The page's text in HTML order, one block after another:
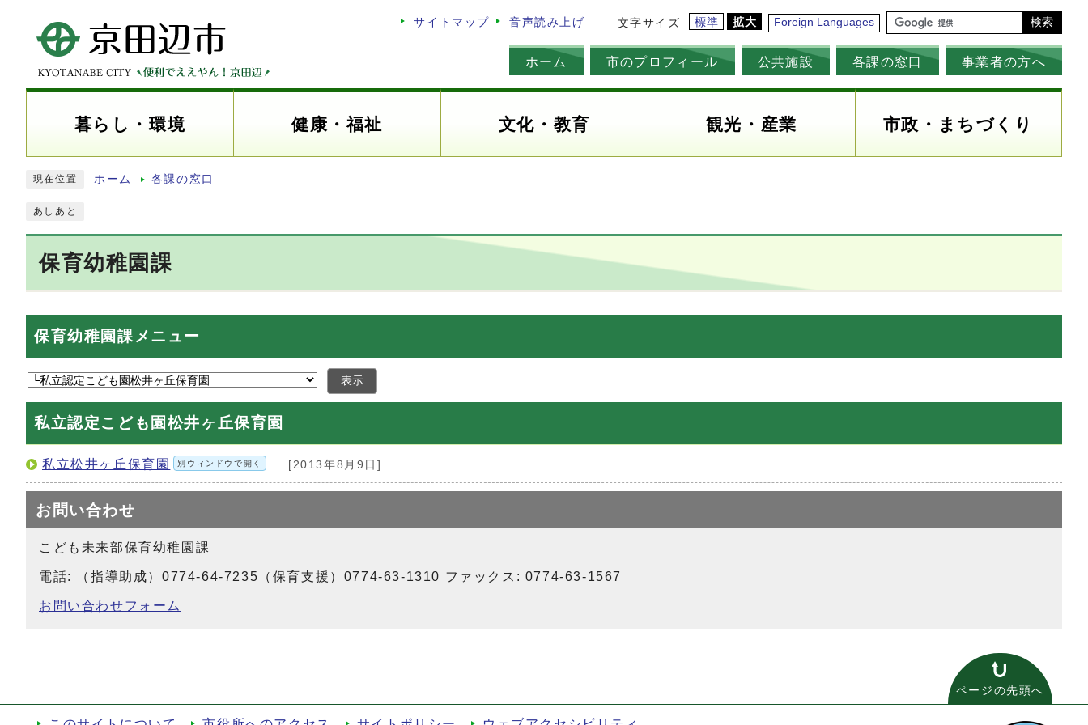
サイトマップ 音声読み上げ 文字サイズ 標準 拡大 Foreign Languages 検索
ホーム 市のプロフィール 公共施設 各課の窓口 事業者の方へ
暮らし・環境 健康・福祉 文化・教育 観光・産業 市政・まちづくり
現在位置 ホーム 各課の窓口
あしあと
保育幼稚園課
保育幼稚園課メニュー
表示
私立認定こども園松井ヶ丘保育園
私立松井ヶ丘保育園 別ウィンドウで開く [2013年8月9日]
お問い合わせ
こども未来部保育幼稚園課
電話: （指導助成）0774-64-7235（保育支援）0774-63-1310 ファックス: 0774-63-1567
お問い合わせフォーム
ページの先頭へ